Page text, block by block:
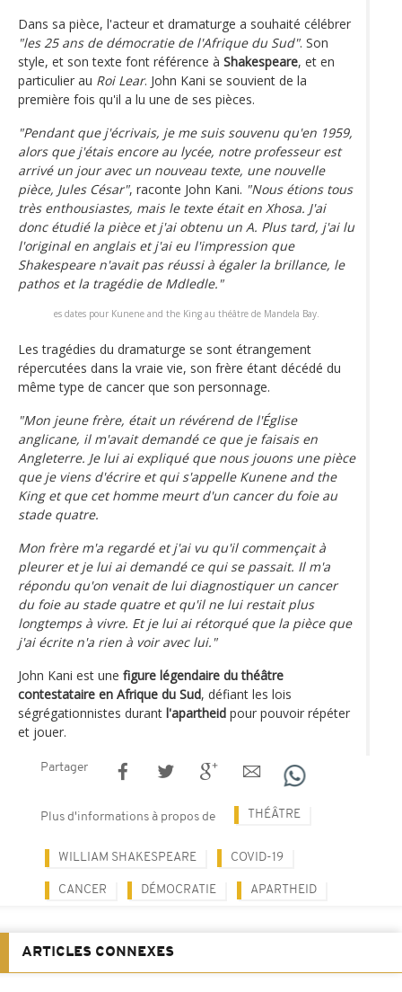
Dans sa pièce, l'acteur et dramaturge a souhaité célébrer
"les 25 ans de démocratie de l'Afrique du Sud". Son
style, et son texte font référence à Shakespeare, et en
particulier au Roi Lear. John Kani se souvient de la
première fois qu'il a lu une de ses pièces.
"Pendant que j'écrivais, je me suis souvenu qu'en 1959,
alors que j'étais encore au lycée, notre professeur est
arrivé un jour avec un nouveau texte, une nouvelle
pièce, Jules César", raconte John Kani. "Nous étions tous
très enthousiastes, mais le texte était en Xhosa. J'ai
donc étudié la pièce et j'ai obtenu un A. Plus tard, j'ai lu
l'original en anglais et j'ai eu l'impression que
Shakespeare n'avait pas réussi à égaler la brillance, le
pathos et la tragédie de Mdledle."
es dates pour Kunene and the King au théâtre de Mandela Bay.
Les tragédies du dramaturge se sont étrangement
répercutées dans la vraie vie, son frère étant décédé du
même type de cancer que son personnage.
"Mon jeune frère, était un révérend de l'Église
anglicane, il m'avait demandé ce que je faisais en
Angleterre. Je lui ai expliqué que nous jouons une pièce
que je viens d'écrire et qui s'appelle Kunene and the
King et que cet homme meurt d'un cancer du foie au
stade quatre.
Mon frère m'a regardé et j'ai vu qu'il commençait à
pleurer et je lui ai demandé ce qui se passait. Il m'a
répondu qu'on venait de lui diagnostiquer un cancer
du foie au stade quatre et qu'il ne lui restait plus
longtemps à vivre. Et je lui ai rétorqué que la pièce que
j'ai écrite n'a rien à voir avec lui."
John Kani est une figure légendaire du théâtre
contestataire en Afrique du Sud, défiant les lois
ségrégationnistes durant l'apartheid pour pouvoir répéter
et jouer.
Partager
Plus d'informations à propos de THÉÂTRE
WILLIAM SHAKESPEARE COVID-19
CANCER DÉMOCRATIE APARTHEID
ARTICLES CONNEXES